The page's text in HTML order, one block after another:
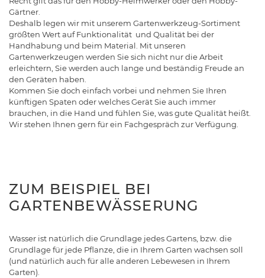
Gärtner.
Deshalb legen wir mit unserem Gartenwerkzeug-Sortiment
größten Wert auf Funktionalität und Qualität bei der
Handhabung und beim Material. Mit unseren
Gartenwerkzeugen werden Sie sich nicht nur die Arbeit
erleichtern, Sie werden auch lange und beständig Freude an
den Geräten haben.
Kommen Sie doch einfach vorbei und nehmen Sie Ihren
künftigen Spaten oder welches Gerät Sie auch immer
brauchen, in die Hand und fühlen Sie, was gute Qualität heißt.
Wir stehen Ihnen gern für ein Fachgespräch zur Verfügung.
ZUM BEISPIEL BEI
GARTENBEWÄSSERUNG
Wasser ist natürlich die Grundlage jedes Gartens, bzw. die
Grundlage für jede Pflanze, die in Ihrem Garten wachsen soll
(und natürlich auch für alle anderen Lebewesen in Ihrem
Garten).